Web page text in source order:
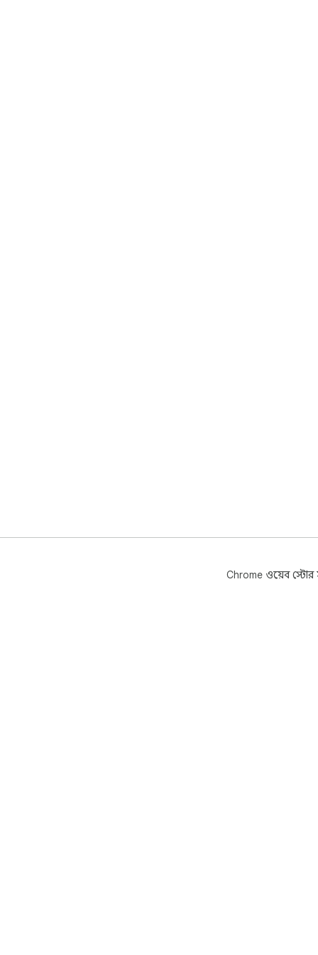
Chrome ওয়েব স্টোর